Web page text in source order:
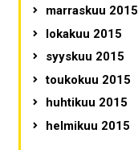
marraskuu 2015
lokakuu 2015
syyskuu 2015
toukokuu 2015
huhtikuu 2015
helmikuu 2015